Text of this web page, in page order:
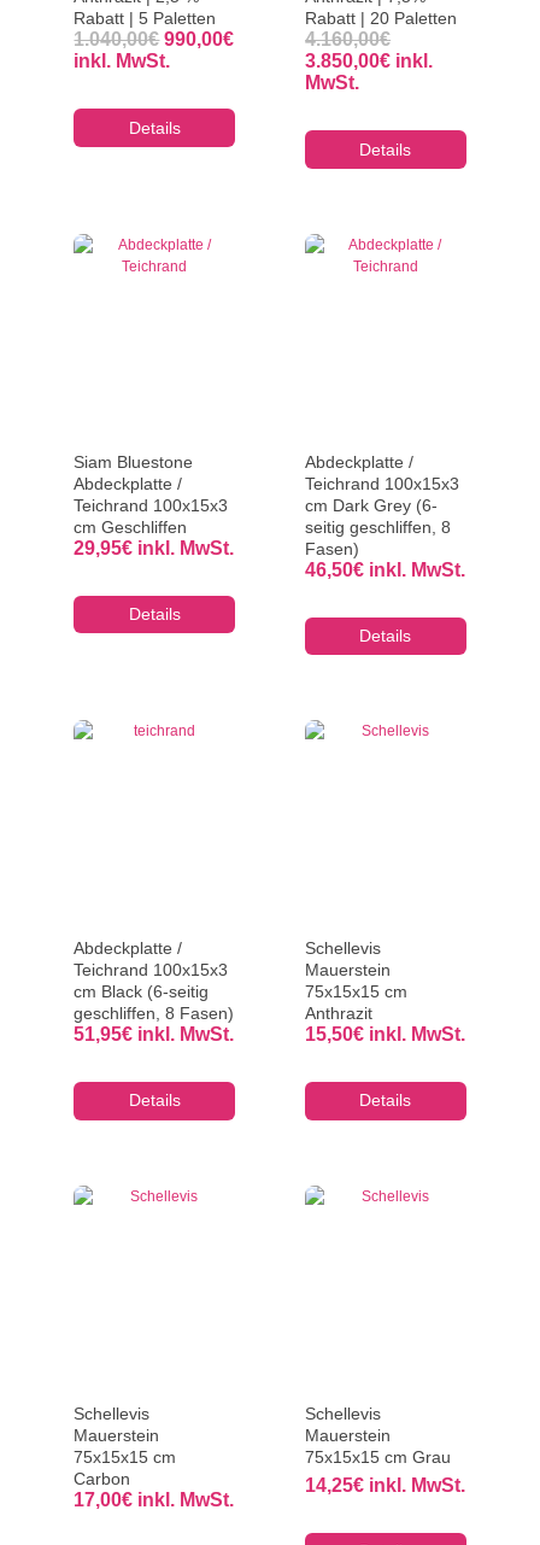
Rabatt | 5 Paletten
1.040,00€ Ursprünglicher
Preis
990,00€Aktueller
inkl. MwSt.
Details
Rabatt | 20 Paletten
4.160,00€Ursprünglicher
Preis
3.850,00€Aktueller
inkl.
MwSt.
Details
Siam Bluestone
Abdeckplatte /
Teichrand 100x15x3
cm Geschliffen
29,95€ inkl. MwSt.
Details
Abdeckplatte /
Teichrand 100x15x3
cm Dark Grey (6-
seitig geschliffen, 8
Fasen)
46,50€ inkl. MwSt.
Details
Abdeckplatte /
Teichrand 100x15x3
cm Black (6-seitig
geschliffen, 8 Fasen)
51,95€ inkl. MwSt.
Details
Schellevis
Mauerstein
75x15x15 cm
Anthrazit
15,50€ inkl. MwSt.
Details
Schellevis
Mauerstein
75x15x15 cm
Carbon
17,00€ inkl. MwSt.
Schellevis
Mauerstein
75x15x15 cm Grau
14,25€ inkl. MwSt.